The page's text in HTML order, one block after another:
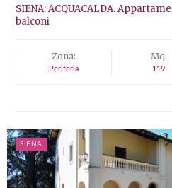
SIENA: ACQUACALDA.
balconi
Zona:
Periferia
Mq:
119
SIENA